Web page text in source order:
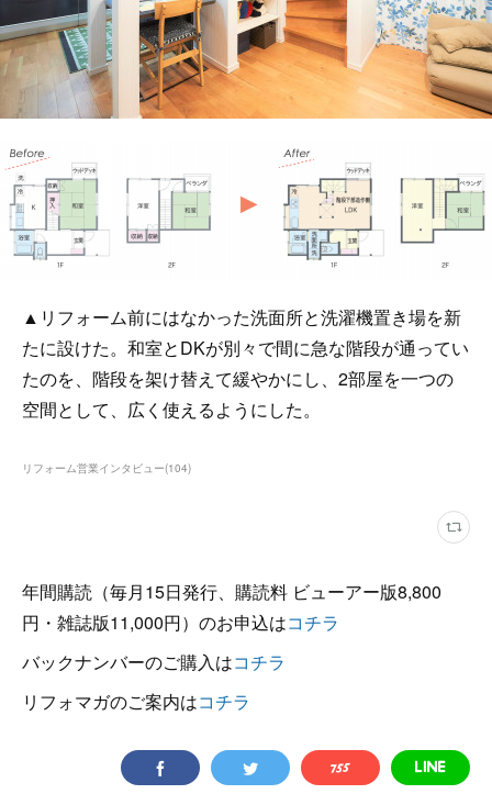
▲リフォーム前にはなかった洗面所と洗濯機置き場を新
たに設けた。和室とDKが別々で間に急な階段が通ってい
たのを、階段を架け替えて緩やかにし、2部屋を一つの
空間として、広く使えるようにした。
リフォーム営業インタビュー(104)
年間購読（毎月15日発行、購読料 ビューアー版8,800
円・雑誌版11,000円）のお申込はコチラ
バックナンバーのご購入はコチラ
リフォマガのご案内はコチラ